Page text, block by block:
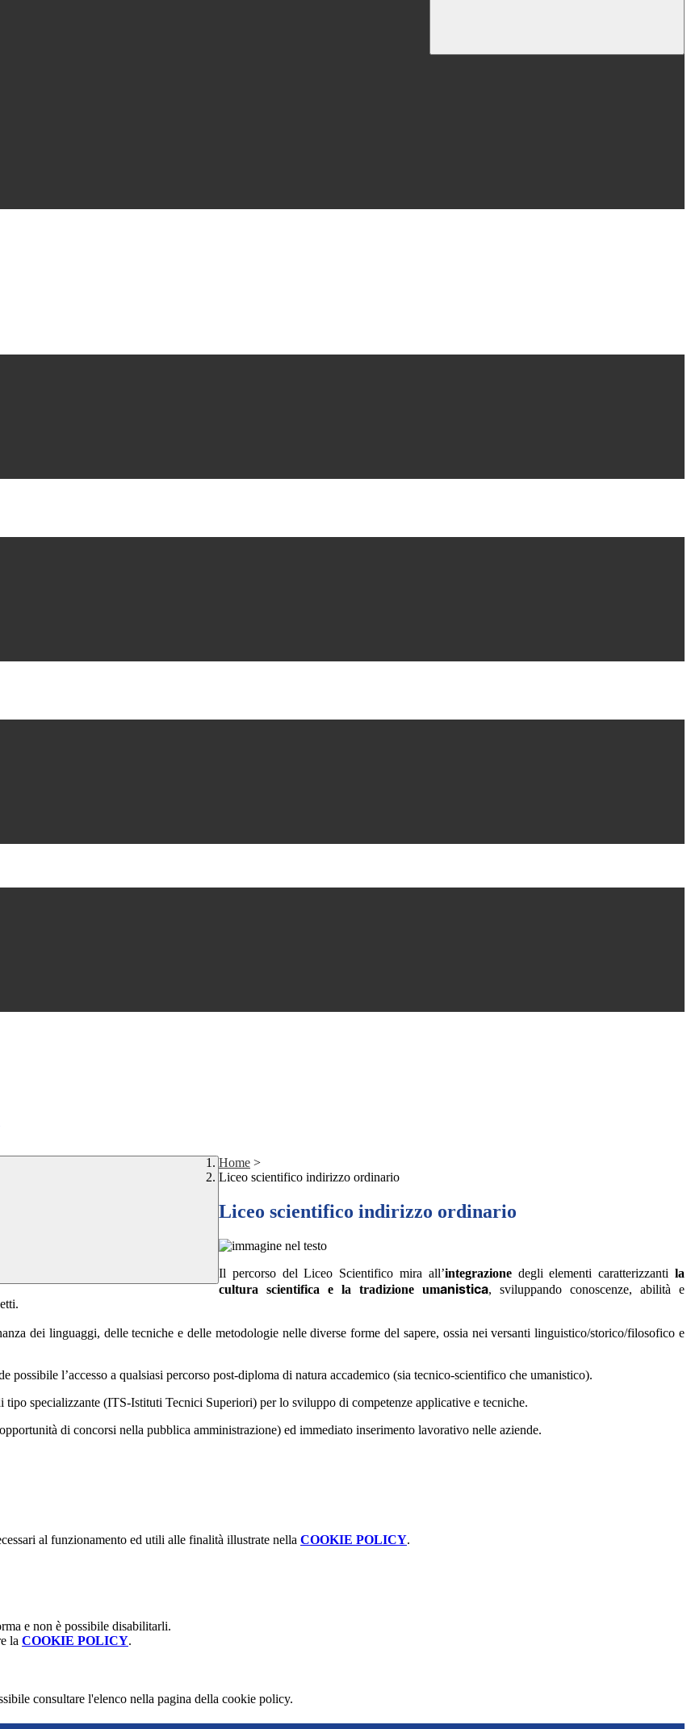
Home >
Liceo scientifico indirizzo ordinario
Liceo scientifico indirizzo ordinario
Il percorso del Liceo Scientifico mira all’integrazionedegli elementi caratterizzantila
cultura scientifica e la tradizione umanistica, sviluppando conoscenze, abilità e
dei linguaggi, delle tecniche e delle metodologie nelle diverse forme del sapere, ossia nei versanti linguistico/storico/filosofico e
l’accesso a qualsiasi percorso post-diploma di natura accademico (sia tecnico-scientifico che umanistico).
specializzante (ITS-Istituti Tecnici Superiori) per lo sviluppo di competenze applicative e tecniche.
di concorsi nella pubblica amministrazione) ed immediato inserimento lavorativo nelle aziende.
al funzionamento ed utili alle finalità illustrate nella COOKIE POLICY.
e non è possibile disabilitarli.
la COOKIE POLICY.
consultare l'elenco nella pagina della cookie policy.